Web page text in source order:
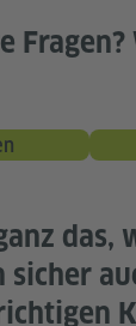
das,
sicher